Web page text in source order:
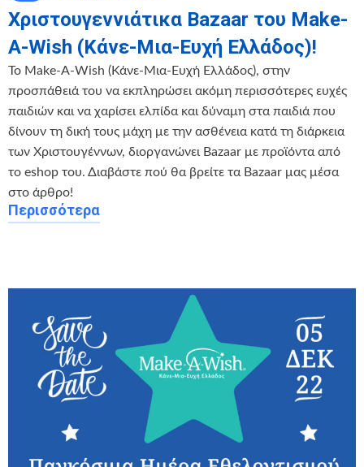
Χριστουγεννιάτικα Bazaar του Make-
A-Wish (Κάνε-Μια-Ευχή Ελλάδος)!
Το Make-A-Wish (Κάνε-Μια-Ευχή Ελλάδος), στην
προσπάθειά του να εκπληρώσει ακόμη περισσότερες ευχές
παιδιών και να χαρίσει ελπίδα και δύναμη στα παιδιά που
δίνουν τη δική τους μάχη με την ασθένεια κατά τη διάρκεια
των Χριστουγέννων, διοργανώνει Bazaar με προϊόντα από
το eshop του. Διαβάστε πού θα βρείτε τα Bazaar μας μέσα
στο άρθρο!
Περισσότερα